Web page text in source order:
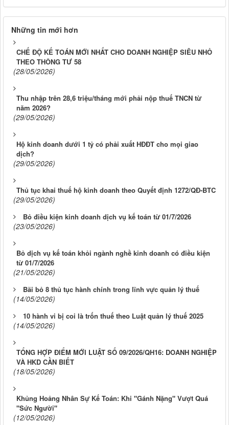
Những tin mới hơn
CHẾ ĐỘ KẾ TOÁN MỚI NHẤT CHO DOANH NGHIỆP SIÊU NHỎ
THEO THÔNG TƯ 58
(28/05/2026)
Thu nhập trên 28,6 triệu/tháng mới phải nộp thuế TNCN từ
năm 2026?
(29/05/2026)
Hộ kinh doanh dưới 1 tỷ có phải xuất HĐĐT cho mọi giao
dịch?
(29/05/2026)
Thủ tục khai thuế hộ kinh doanh theo Quyết định 1272/QĐ-BTC
(29/05/2026)
Bỏ điều kiện kinh doanh dịch vụ kế toán từ 01/7/2026
(23/05/2026)
Bỏ dịch vụ kế toán khỏi ngành nghề kinh doanh có điều kiện
từ 01/7/2026
(21/05/2026)
Bãi bỏ 8 thủ tục hành chính trong lĩnh vực quản lý thuế
(14/05/2026)
10 hành vi bị coi là trốn thuế theo Luật quản lý thuế 2025
(14/05/2026)
TỔNG HỢP ĐIỂM MỚI LUẬT SỐ 09/2026/QH16: DOANH NGHIỆP
VÀ HKD CẦN BIẾT
(18/05/2026)
Khủng Hoảng Nhân Sự Kế Toán: Khi "Gánh Nặng" Vượt Quá
"Sức Người"
(12/05/2026)